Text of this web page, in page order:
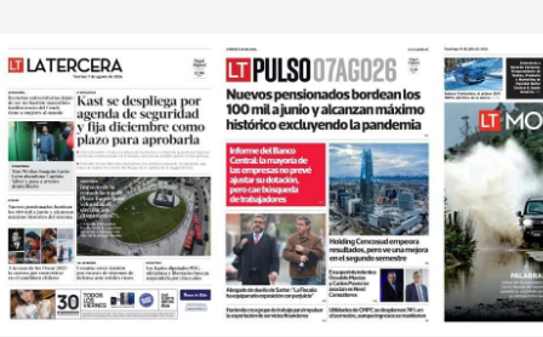
Opens in new window Opens in